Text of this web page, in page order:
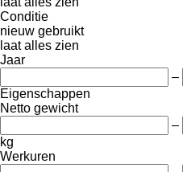
Conditie
nieuw gebruikt
laat alles zien
Jaar
–
Eigenschappen
Netto gewicht
–
kg
Werkuren